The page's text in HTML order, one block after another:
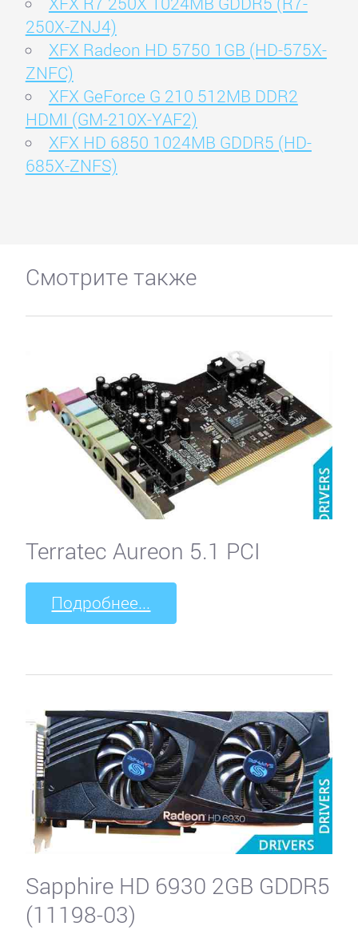
250X-ZNJ4)
XFX Radeon HD 5750 1GB (HD-575X-
ZNFC)
XFX GeForce G 210 512MB DDR2
HDMI (GM-210X-YAF2)
XFX HD 6850 1024MB GDDR5 (HD-
685X-ZNFS)
Смотрите также
Terratec Aureon 5.1 PCI
Подробнее...
Sapphire HD 6930 2GB GDDR5
(11198-03)